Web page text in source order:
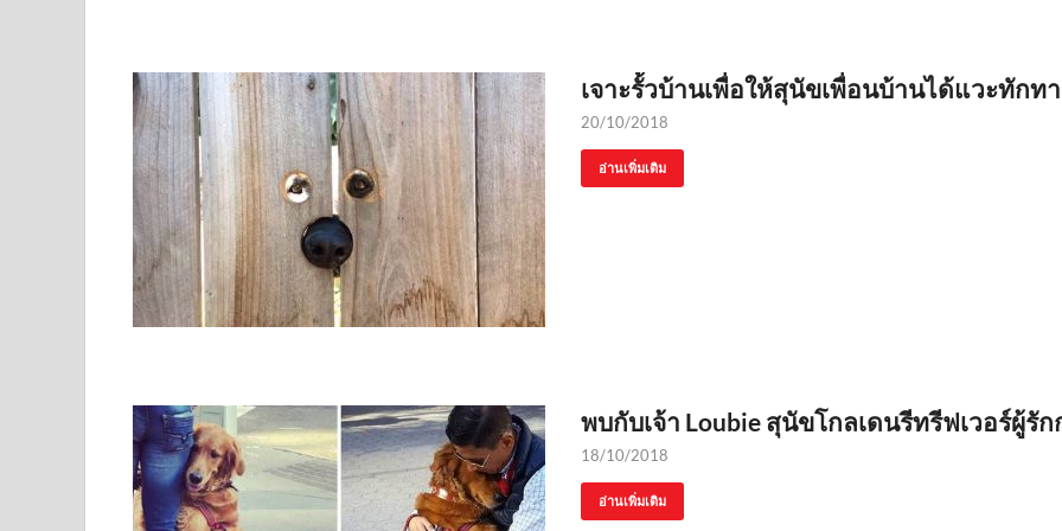
เจาะรั้วบ้านเพื่อให้สุนัขเพื่อนบ้านได้แวะทักท
20/10/2018
อ่านเพิ่มเติม
พบกับเจ้า Loubie สุนัขโกลเดนรีทรีฟเวอร์ผู้รั
18/10/2018
อ่านเพิ่มเติม